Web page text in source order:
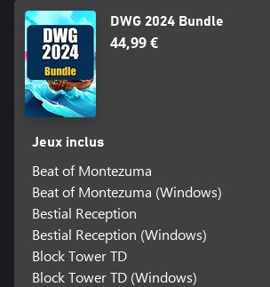
DWG 2024 Bundle
44,99 €
Jeux inclus
Beat of Montezuma
Beat of Montezuma (Windows)
Bestial Reception
Bestial Reception (Windows)
Block Tower TD
Block Tower TD (Windows)